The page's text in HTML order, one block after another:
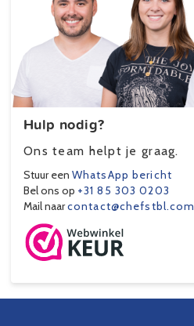
Hulp nodig?
Ons team helpt je graag.
Stuur een WhatsApp bericht
Bel ons op +31 85 303 0203
Mail naarcontact@chefstbl.com